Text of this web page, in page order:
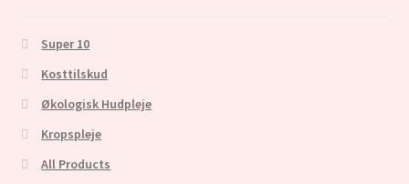
Köpvillkor
Kurv
Købs & frakt betingelser
Super 10
Kosttilskud
Økologisk Hudpleje
Kropspleje
All Products